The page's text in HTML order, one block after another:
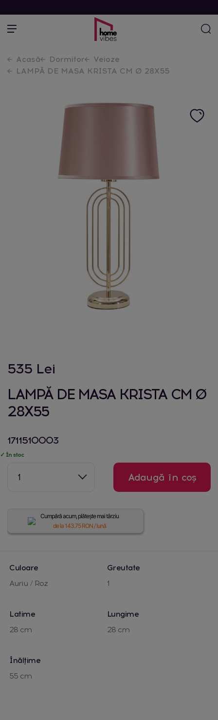
Acasă Dormitor
Veioze
LAMPĂ DE MASA KRISTA CM Ø 28X55
535 Lei
LAMPĂ DE MASA KRISTA CM Ø
28X55
1711510003
✓ În stoc
1 Adaugă în coș
Cumpără acum, plătește mai târziu
de la143.75RON / lună
Culoare
Auriu / Roz
Greutate
1
Latime
28 cm
Lungime
28 cm
Înălțime
55 cm